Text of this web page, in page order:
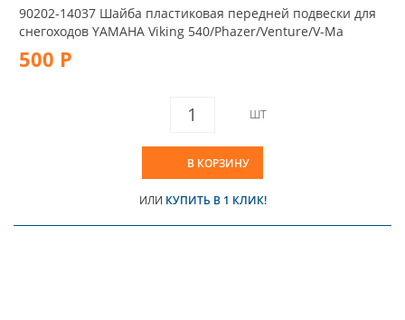
90202-14037 Шайба пластиковая передней подвески для
снегоходов YAMAHA Viking 540/Phazer/Venture/V-Ma
500 Р
ШТ
В КОРЗИНУ
ИЛИ КУПИТЬ В 1 КЛИК!